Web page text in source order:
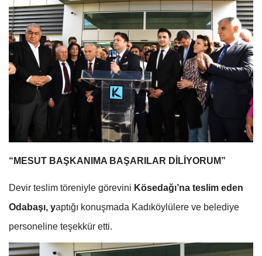
“MESUT BAŞKANIMA BAŞARILAR DİLİYORUM”
Devir teslim töreniyle görevini Kösedağı’na teslim eden
Odabaşı, yaptığı konuşmada Kadıköylülere ve belediye
personeline teşekkür etti.